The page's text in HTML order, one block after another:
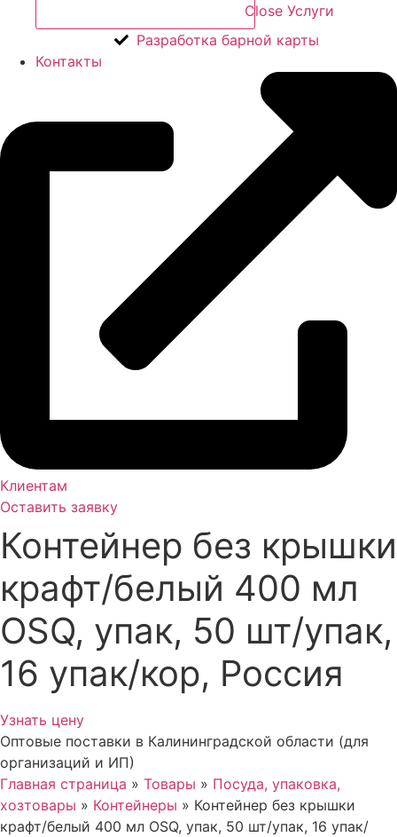
Close Услуги
Разработка барной карты
Контакты
Клиентам
Оставить заявку
Контейнер без крышки
крафт/белый 400 мл
OSQ, упак, 50 шт/упак,
16 упак/кор, Россия
Узнать цену
Оптовые поставки в Калининградской области (для
организаций и ИП)
Главная страница » Товары » Посуда, упаковка,
хозтовары » Контейнеры » Контейнер без крышки
крафт/белый 400 мл OSQ, упак, 50 шт/упак, 16 упак/